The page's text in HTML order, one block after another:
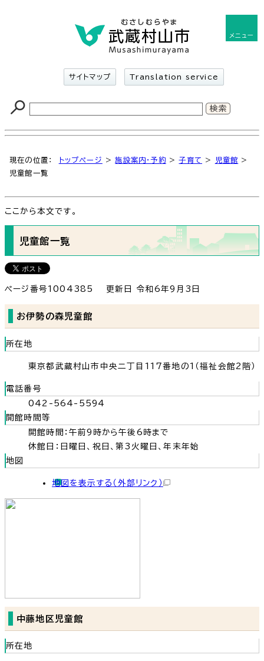
サイトマップ Translation service
メニュー
現在の位置： トップページ >施設案内・予約 >子育て > 児童館 >
児童館一覧
ここから本文です。
児童館一覧
ページ番号1004385 更新日 令和6年9月3日
お伊勢の森児童館
所在地
東京都武蔵村山市中央二丁目117番地の1（福祉会館2階）
電話番号
042-564-5594
開館時間等
開館時間：午前9時から午後6時まで
休館日：日曜日、祝日、第3火曜日、年末年始
地図
地図を表示する （外部リンク）
中藤地区児童館
所在地